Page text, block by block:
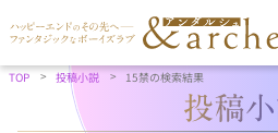
TOP 投稿小説 15禁の検索結果